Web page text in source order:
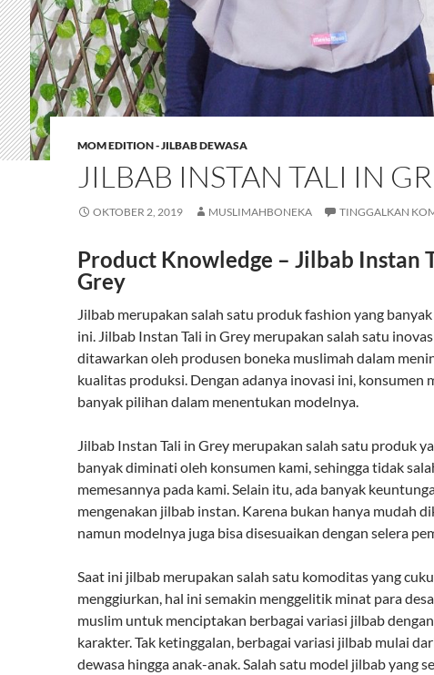
MOM EDITION - JILBAB DEWASA
JILBAB INSTAN TALI IN
OKTOBER 2, 2019 MUSLIMAHBONEKA TINGGALKAN
Product Knowledge – Jilbab Instan
Grey
Jilbab merupakan salah satu produk fashion yang
ini. Jilbab Instan Tali in Grey merupakan salah satu
ditawarkan oleh produsen boneka muslimah dalam
kualitas produksi. Dengan adanya inovasi ini, konsumen
banyak pilihan dalam menentukan modelnya.
Jilbab Instan Tali in Grey merupakan salah satu produk
banyak diminati oleh konsumen kami, sehingga tidak
memesannya pada kami. Selain itu, ada banyak
mengenakan jilbab instan. Karena bukan hanya mudah
namun modelnya juga bisa disesuaikan dengan selera
Saat ini jilbab merupakan salah satu komoditas yang
menggiurkan, hal ini semakin menggelitik minat para
muslim untuk menciptakan berbagai variasi jilbab
karakter. Tak ketinggalan, berbagai variasi jilbab mulai
dewasa hingga anak-anak. Salah satu model jilbab yang